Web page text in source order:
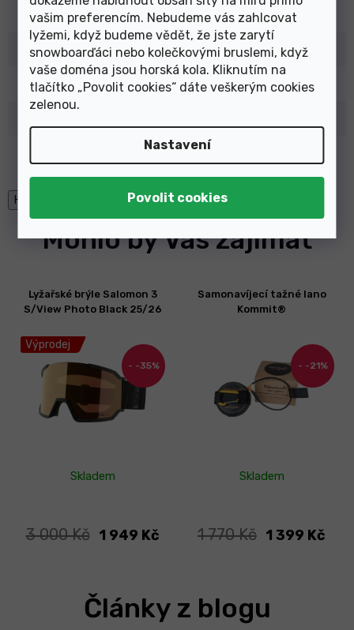
vašim preferencím. Nebudeme vás zahlcovat
lyžemi, když budeme vědět, že jste zarytí
snowboarďáci nebo kolečkovými bruslemi, když
vaše doména jsou horská kola. Kliknutím na
tlačítko „Povolit cookies“ dáte veškerým cookies
zelenou.
Nastavení
EAN: Zvolte variantu
Typ: Dětské/Juniorské
Barva: Růžová,Fialová
Bezprstové
High-contrast mode
Mohlo by Vás zajímat
Výprodej
-35%
Lyžařské brýle Salomon 3
S/View Photo Black 25/26
Skladem
3 000 Kč 1 949 Kč
-21%
Samonavíjecí tažné lano
Kommit®
Skladem
1 770 Kč 1 399 Kč
Články z blogu